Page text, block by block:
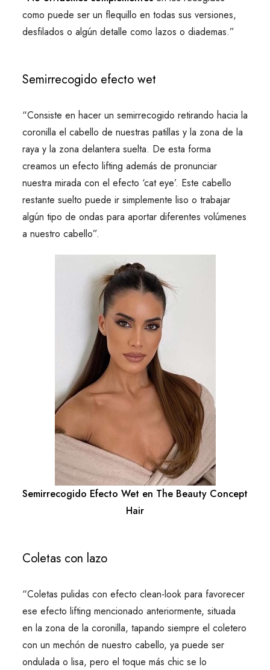
como puede ser un flequillo en todas sus versiones,
desfilados o algún detalle como lazos o diademas.”
Semirrecogido efecto wet
“Consiste en hacer un semirrecogido retirando hacia la
coronilla el cabello de nuestras patillas y la zona de la
raya y la zona delantera suelta. De esta forma
creamos un efecto lifting además de pronunciar
nuestra mirada con el efecto ‘cat eye’. Este cabello
restante suelto puede ir simplemente liso o trabajar
algún tipo de ondas para aportar diferentes volúmenes
a nuestro cabello”.
Semirrecogido Efecto Wet en The Beauty Concept
Hair
Coletas con lazo
“Coletas pulidas con efecto clean-look para favorecer
ese efecto lifting mencionado anteriormente, situada
en la zona de la coronilla, tapando siempre el coletero
con un mechón de nuestro cabello, ya puede ser
ondulada o lisa, pero el toque más chic se lo